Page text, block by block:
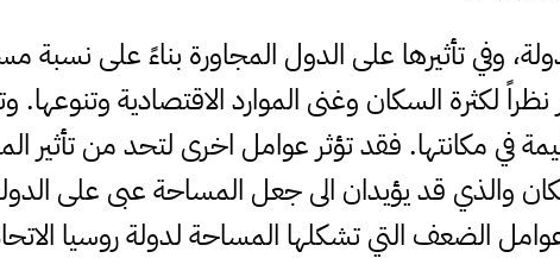
وفي تأثيرها على الدول المجاورة بناءً على نسبة
نظراً لكثرة السكان وغنى الموارد الاقتصادية
في مكانتها. فقد تؤثر عوامل اخرى لتحد من تأثير
والذي قد يؤيدان الى جعل المساحة عبى على
الضعف التي تشكلها المساحة لدولة روسيا